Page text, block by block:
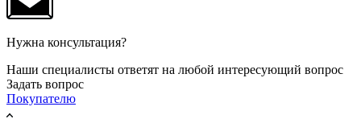
Нужна консультация?
Наши специалисты ответят на любой интересующий вопрос
Задать вопрос
Покупателю